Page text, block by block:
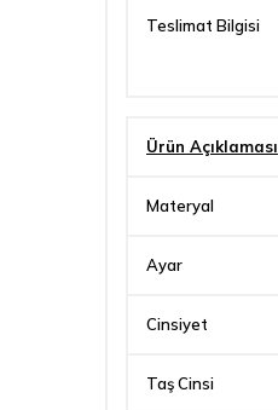
Teslimat Bilgisi
Ürün Açıklaması
Materyal
Ayar
Cinsiyet
Taş Cinsi